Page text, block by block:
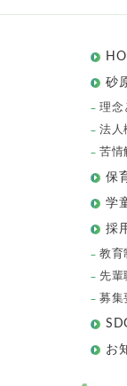
砂
理念
法人
苦情
保
学
採
教育
先輩
募集
お